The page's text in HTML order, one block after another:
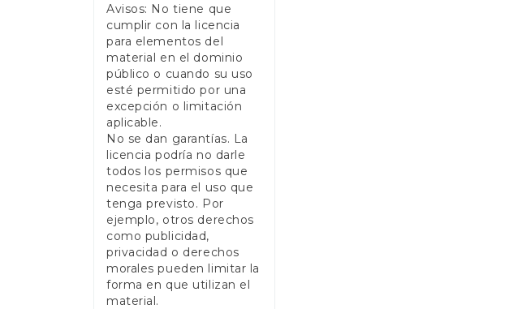
Avisos: No tiene que
cumplir con la licencia
para elementos del
material en el dominio
público o cuando su uso
esté permitido por una
excepción o limitación
aplicable.
No se dan garantías. La
licencia podría no darle
todos los permisos que
necesita para el uso que
tenga previsto. Por
ejemplo, otros derechos
como publicidad,
privacidad o derechos
morales pueden limitar la
forma en que utilizan el
material.